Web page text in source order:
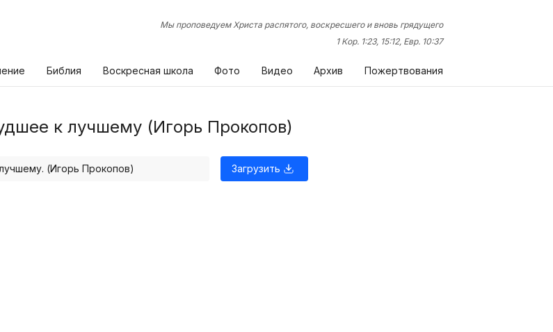
Мы проповедуем Христа распятого, воскресшего и вновь грядущего
1 Кор. 1:23, 15:12, Евр. 10:37
Библия Воскресная школа Фото Видео Архив Пожертвования
к лучшему (Игорь Прокопов)
Загрузить
(Игорь Прокопов)